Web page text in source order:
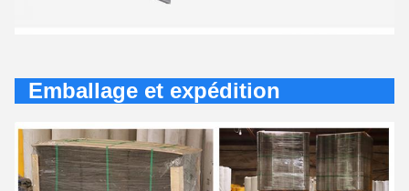
Emballage et expédition